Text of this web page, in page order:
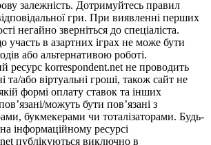
залежність. Дотримуйтесь правил
гри. При виявленні перших
негайно зверніться до спеціаліста.
участь в азартних іграх не може бути
або альтернативою роботі.
ресурс korrespondent.net не проводить
та/або віртуальні гроші, також сайт не
формі оплату ставок та інших
можуть бути пов’язані з
букмекерами чи тоталізаторами. Будь-
інформаційному ресурсі
публікуються виключно в